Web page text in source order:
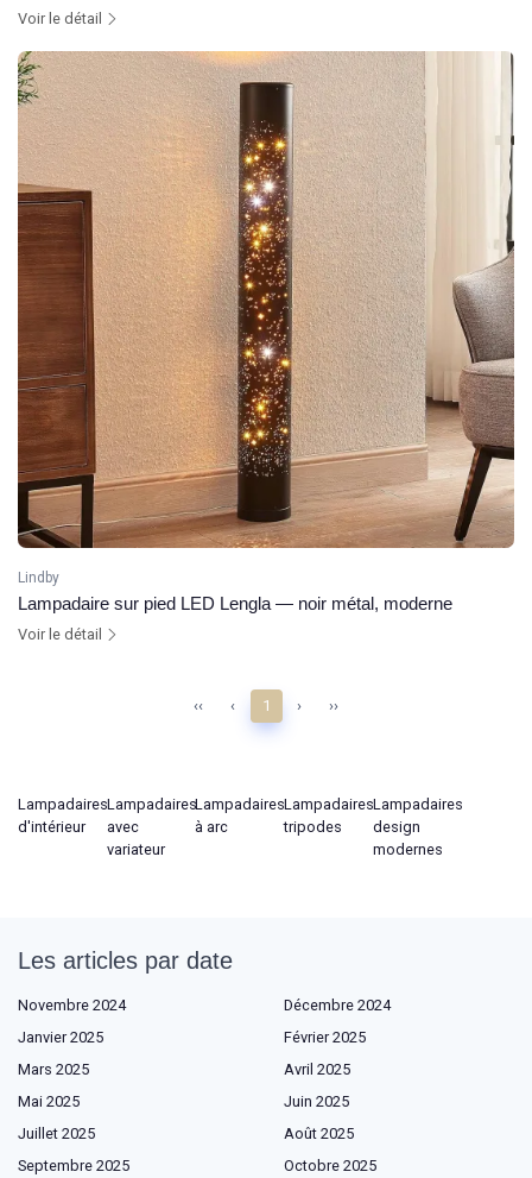
Voir le détail
Lindby
Lampadaire sur pied LED Lengla — noir métal, moderne
Voir le détail
‹‹ ‹ 1 › ››
Lampadaires
d'intérieur
Lampadaires
avec
variateur
Lampadaires
à arc
Lampadaires
tripodes
Lampadaires
design
modernes
Les articles par date
Novembre 2024
Décembre 2024
Janvier 2025
Février 2025
Mars 2025
Avril 2025
Mai 2025
Juin 2025
Juillet 2025
Août 2025
Septembre 2025
Octobre 2025